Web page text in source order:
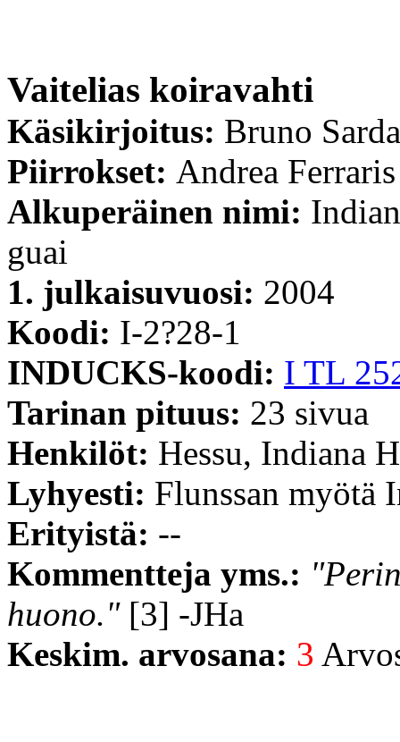
Vaitelias koiravahti
Käsikirjoitus: Bruno Sarda
Piirrokset: Andrea Ferraris
Alkuperäinen nimi:
guai
1. julkaisuvuosi: 2004
Koodi: I-2?28-1
INDUCKS-koodi: I TL
Tarinan pituus: 23 sivua
Henkilöt: Hessu, Indiana
Lyhyesti: Flunssan myötä
Erityistä: --
Kommentteja yms.:
huono."[3] -JHa
Keskim. arvosana: 3